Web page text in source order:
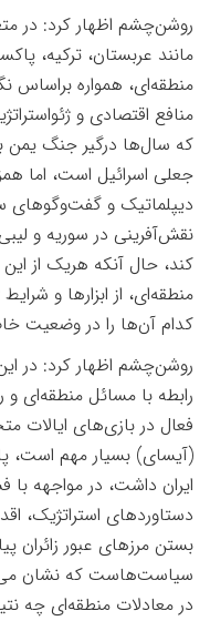
روشن‌چشم اظهار کرد: در
مانند عربستان، ترکیه،
منطقه‌ای، همواره براساس
منافع اقتصادی و
که سال‌ها درگیر جنگ یمن
جعلی اسرائیل است، اما
دیپلماتیک و گفت‌وگوهای
نقش‌آفرینی در سوریه و
کند، حال آنکه هریک از
منطقه‌ای، از ابزارها و
کدام آن‌ها را در وضعیت
روشن‌چشم اظهار کرد: در
رابطه با مسائل منطقه‌ای و
فعال در بازی‌های ایالات
(آیسای) بسیار مهم است،
ایران داشت، در مواجهه با
دستاوردهای استراتژیک،
بستن مرزهای عبور زائران
سیاست‌هاست که نشان
در معادلات منطقه‌ای چه